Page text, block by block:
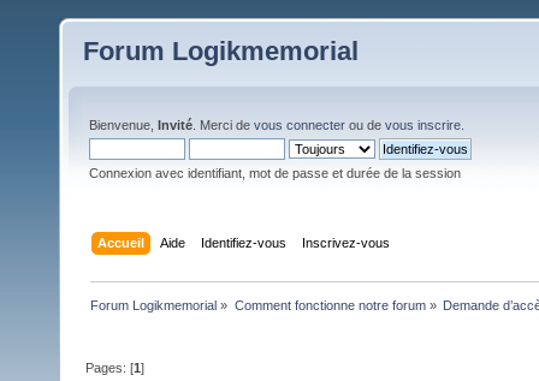
Forum Logikmemorial
Bienvenue, Invité . Merci de vous connecter ou de vous inscrire
Connexion avec identifiant, mot de passe et durée de la session
Accueil Aide Identifiez-vous Inscrivez-vous
Forum Logikmemorial » Comment fonctionne notre forum» Demande
Pages: [1]